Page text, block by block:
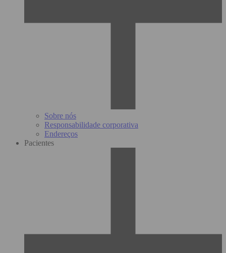
Sobre nós
Responsabilidade corporativa
Endereços
Pacientes